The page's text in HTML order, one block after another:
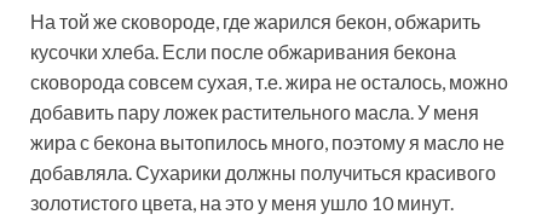
На той же сковороде, где жарился бекон, обжарить
кусочки хлеба. Если после обжаривания бекона
сковорода совсем сухая, т.е. жира не осталось, можно
добавить пару ложек растительного масла. У меня
жира с бекона вытопилось много, поэтому я масло не
добавляла. Сухарики должны получиться красивого
золотистого цвета, на это у меня ушло 10 минут.